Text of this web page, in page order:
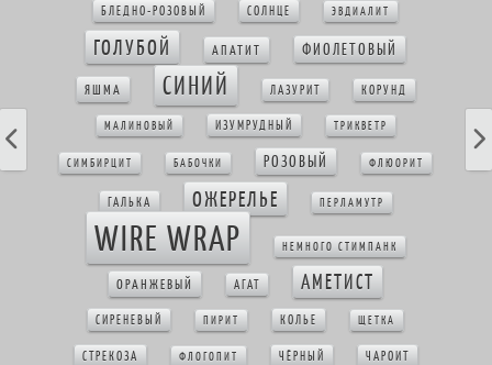
БЛЕДНО-РОЗОВЫЙ СОЛНЦЕ ЭВДИАЛИТ
ГОЛУБОЙ АПАТИТ ФИОЛЕТОВЫЙ
ЯШМА СИНИЙ ЛАЗУРИТ КОРУНД
МАЛИНОВЫЙ ИЗУМРУДНЫЙ ТРИКВЕТР
СИМБИРЦИТ БАБОЧКИ РОЗОВЫЙ ФЛЮОРИТ
ГАЛЬКА ОЖЕРЕЛЬЕ ПЕРЛАМУТР
WIRE WRAP НЕМНОГО СТИМПАНК
ОРАНЖЕВЫЙ АГАТ АМЕТИСТ
СИРЕНЕВЫЙ ПИРИТ КОЛЬЕ ЩЕТКА
СТРЕКОЗА ФЛОГОПИТ ЧЁРНЫЙ ЧАРОИТ